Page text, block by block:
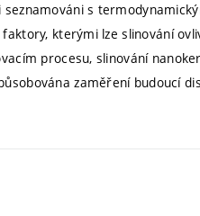
s
kterými lze slinování
procesu, slinování
zaměření budoucí